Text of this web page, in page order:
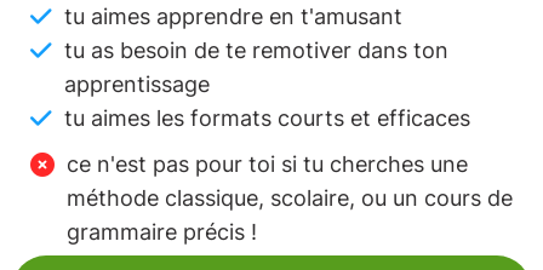
tu aimes apprendre en t'amusant
tu as besoin de te remotiver dans ton
apprentissage
tu aimes les formats courts et efficaces
ce n'est pas pour toi si tu cherches une
méthode classique, scolaire, ou un cours de
grammaire précis !